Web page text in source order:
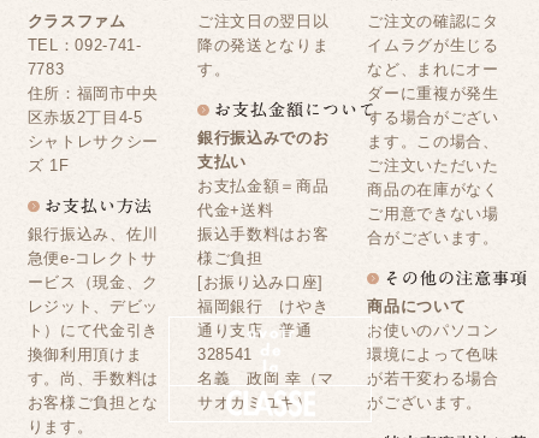
クラスファム
TEL：092-741-
7783
住所：福岡市中央
区赤坂2丁目4-5
シャトレサクシー
ズ 1F
銀行振込み、佐川
急便e-コレクトサ
ービス（現金、ク
レジット、デビッ
ト）にて代金引き
換御利用頂けま
す。尚、手数料は
お客様ご負担とな
ります。
ご注文日の翌日以
降の発送となりま
す。
銀行振込みでのお
支払い
お支払金額＝商品
代金+送料
振込手数料はお客
様ご負担
[お振り込み口座]
福岡銀行 けやき
通り支店 普通
328541
名義 政岡 幸（マ
サオカミユキ）
ご注文の確認にタ
イムラグが生じる
など、まれにオー
ダーに重複が発生
する場合がござい
ます。この場合、
ご注文いただいた
商品の在庫がなく
ご用意できない場
合がございます。
商品について
お使いのパソコン
環境によって色味
が若干変わる場合
がございます。